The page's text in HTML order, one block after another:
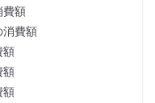
費額
消費額
額
額
額